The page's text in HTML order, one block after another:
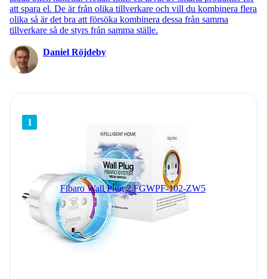
att spara el. De är från olika tillverkare och vill du kombinera flera
olika så är det bra att försöka kombinera dessa från samma
tillverkare så de styrs från samma ställe.
Daniel Röjdeby
1
Fibaro Wall Plug 2 FGWPF-102-ZW5